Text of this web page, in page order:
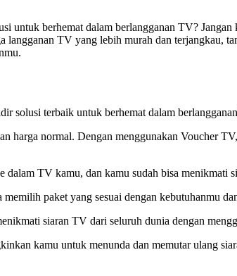
berhemat dalam berlangganan TV? Jangan
TV yang lebih murah dan terjangkau,
solusi terbaik untuk berhemat dalam
harga normal. Dengan menggunakan Voucher
dalam TV kamu, dan kamu sudah bisa menikmati
paket yang sesuai dengan kebutuhanmu
siaran TV dari seluruh dunia dengan
kamu untuk menunda dan memutar ulang